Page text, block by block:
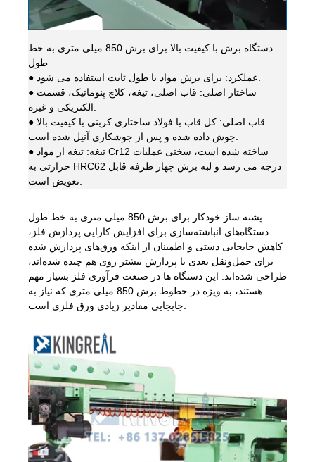
دستگاه برش با کیفیت بالا برای برش 850 میلی متری به خط
طول
● ساختار اصلی: قاب اصلی، تیغه، کلاچ پنوماتیک، قسمت
● قاب اصلی: کل قاب با فولاد ساختاری کربنی با کیفیت بالا
● تیغه: تیغه از مواد Cr12 ساخته شده است، سختی عملیات
حرارتی به HRC62 درجه می رسد و لبه برش چهار طرفه قابل
پشته ساز خودکار برای برش 850 میلی متری به خط طول
دستگاه‌های انباشته‌سازی برای افزایش کارایی پردازش فلز،
کاهش جابجایی دستی و اطمینان از اینکه ورق‌های پردازش شده
برای حمل‌ونقل بعدی یا پردازش بیشتر روی هم چیده شده‌اند،
طراحی شده‌اند. این دستگاه ها در صنعت فرآوری فلز بسیار مهم
هستند، به ویژه در خطوط برش 850 میلی متری که نیاز به